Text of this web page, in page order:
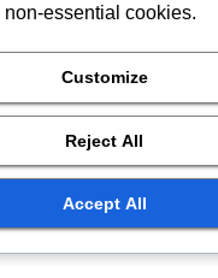
*essential cookies.
Customize
Reject All
Accept All